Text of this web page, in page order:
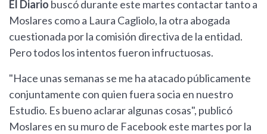
El Diario buscó durante este martes contactar tanto a
Moslares como a Laura Cagliolo, la otra abogada
cuestionada por la comisión directiva de la entidad.
Pero todos los intentos fueron infructuosas.
"Hace unas semanas se me ha atacado públicamente
conjuntamente con quien fuera socia en nuestro
Estudio. Es bueno aclarar algunas cosas", publicó
Moslares en su muro de Facebook este martes por la